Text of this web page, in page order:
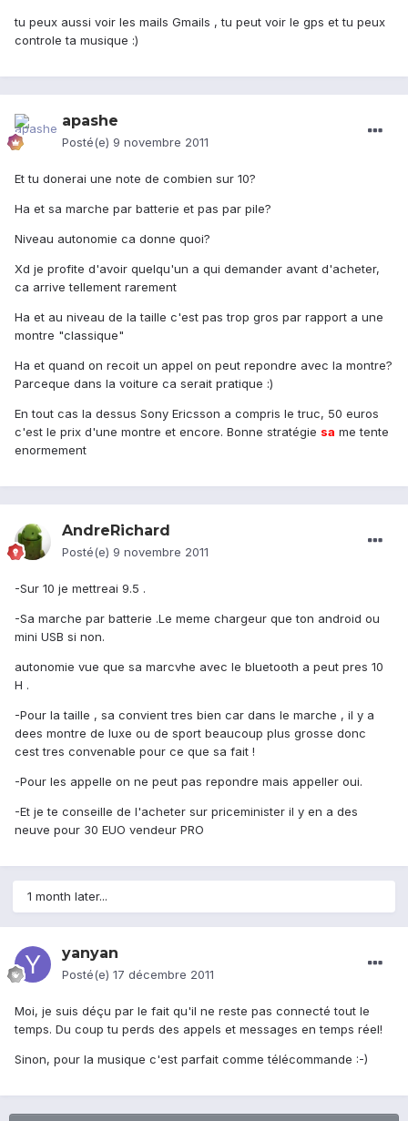
tu peux aussi voir les mails Gmails , tu peut voir le gps et tu peux
controle ta musique :)
apashe
Posté(e) 9 novembre 2011
Et tu donerai une note de combien sur 10?
Ha et sa marche par batterie et pas par pile?
Niveau autonomie ca donne quoi?
Xd je profite d'avoir quelqu'un a qui demander avant d'acheter,
ca arrive tellement rarement
Ha et au niveau de la taille c'est pas trop gros par rapport a une
montre "classique"
Ha et quand on recoit un appel on peut repondre avec la montre?
Parceque dans la voiture ca serait pratique :)
En tout cas la dessus Sony Ericsson a compris le truc, 50 euros
c'est le prix d'une montre et encore. Bonne stratégie sa me tente
enormement
AndreRichard
Posté(e) 9 novembre 2011
-Sur 10 je mettreai 9.5 .
-Sa marche par batterie .Le meme chargeur que ton android ou
mini USB si non.
autonomie vue que sa marcvhe avec le bluetooth a peut pres 10
H .
-Pour la taille , sa convient tres bien car dans le marche , il y a
dees montre de luxe ou de sport beaucoup plus grosse donc
cest tres convenable pour ce que sa fait !
-Pour les appelle on ne peut pas repondre mais appeller oui.
-Et je te conseille de l'acheter sur priceminister il y en a des
neuve pour 30 EUO vendeur PRO
1 month later...
yanyan
Posté(e) 17 décembre 2011
Moi, je suis déçu par le fait qu'il ne reste pas connecté tout le
temps. Du coup tu perds des appels et messages en temps réel!
Sinon, pour la musique c'est parfait comme télécommande :-)